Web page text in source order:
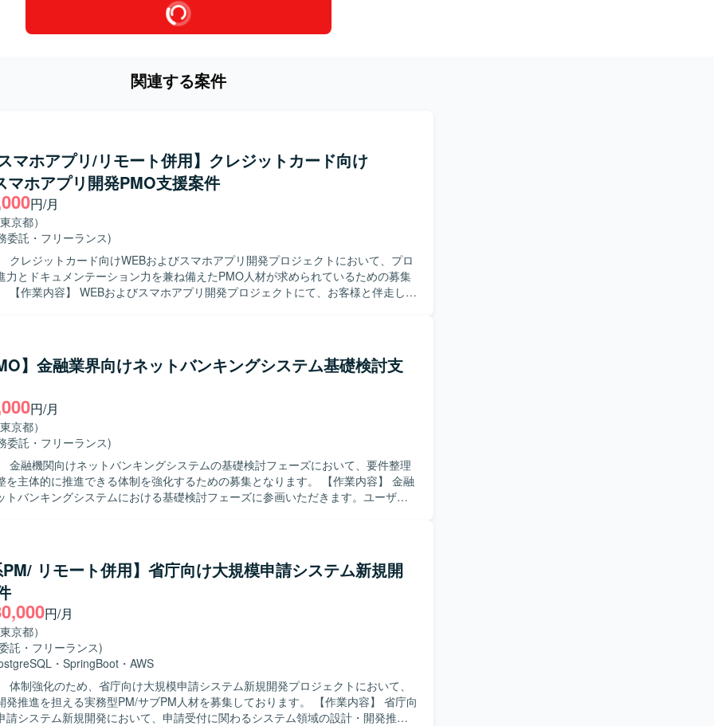
関連する案件
マホアプリ/リモート併用】クレジットカード向け
マホアプリ開発PMO支援案件
円/月
京都）
委託・フリーランス)
クレジットカード向けWEBおよびスマホアプリ開発プロジェクトにおいて、プロ
力とドキュメンテーション力を兼ね備えたPMO人材が求められているための募集
ーション業務も担って頂きます。 【求める人物像】 主体的に情報を取り
者と円滑にコミュニケーションを図りながらタスクを推進できる方を求めており
取り組める方にマッチしたポジションです。 【ポジションの魅力】 大規模
スマホアプリ開発プロジェクトにおいて、上流から一連のプロジェクト推進に関
きます。 業務・事業側とシステム側の両方と関わりながら、要件整理や仕様調整
環境です。 【開発環境】 WEBおよびスマホアプリを対象とした
プロジェクトとなり、複数ベンダーが参画する環境での開発・管理体制となりま
】金融業界向けネットバンキングシステム基礎検討支
円/月
京都）
委託・フリーランス)
金融機関向けネットバンキングシステムの基礎検討フェーズにおいて、要件整理
体的に推進できる体制を強化するための募集となります。 【作業内容】 金融
トバンキングシステムにおける基礎検討フェーズに参画いただきます。ユーザ部
ミュニケーションを取りながら、主体的に検討をリードしていただける方を求め
金融業界の業務知見を活かしつつ、論点整理や資料作成を通じて、構造的に物事
方が望ましいです。また、自立して業務を推進しつつ、チームメンバーやステー
してプロジェクトを前進させられる方を歓迎いたします。 【ポジションの魅
向けの大規模システムにおいて、基礎検討から携わることができ、上流工程での
画検討の経験を深めていただけます。業務遂行責任者として裁量を持って動くこ
め、PM／PMOや上流工程のスキルをさらに強化したい方にとって、キャリア形成
ンです。 【開発環境】 本案件は主に基礎検討および要件整理フ
となるため、特定の技術スタックよりも業務知見と上流工程スキルが重視される
す。
リモート併用】省庁向け大規模申請システム新規開
円/月
京都）
託・フリーランス)
・ SpringBoot ・ AWS
体制強化のため、省庁向け大規模申請システム新規開発プロジェクトにおいて、
進を担える実務型PM/サブPM人材を募集しております。 【作業内容】 省庁向
請システム新規開発において、申請受付に関わるシステム領域の設計・開発推進